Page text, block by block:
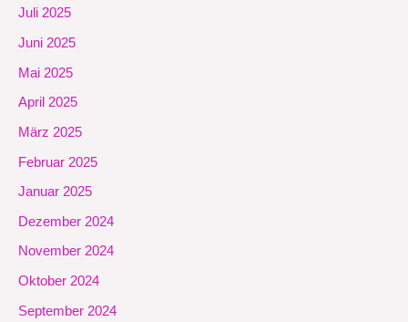
Juli 2025
Juni 2025
Mai 2025
April 2025
März 2025
Februar 2025
Januar 2025
Dezember 2024
November 2024
Oktober 2024
September 2024